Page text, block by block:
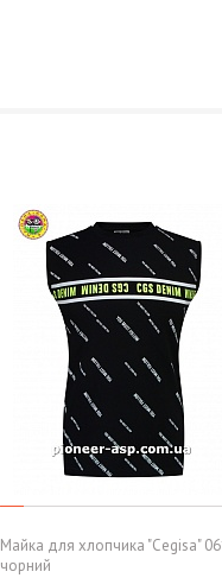
Майка для хлопчика "Cegisa"
чорний